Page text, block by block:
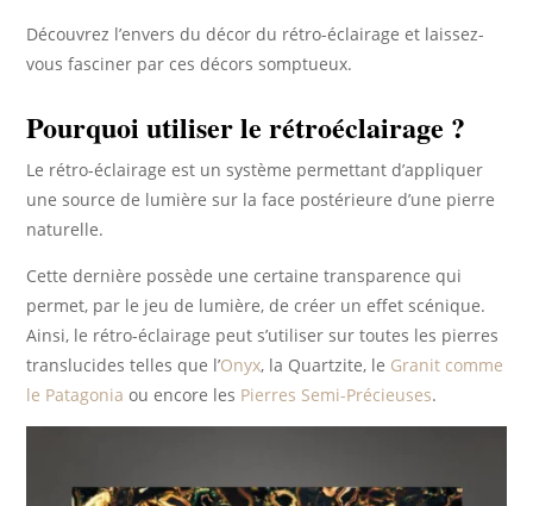
Découvrez l’envers du décor du rétro-éclairage et laissez-
vous fasciner par ces décors somptueux.
Pourquoi utiliser le rétroéclairage ?
Le rétro-éclairage est un système permettant d’appliquer
une source de lumière sur la face postérieure d’une pierre
naturelle.
Cette dernière possède une certaine transparence qui
permet, par le jeu de lumière, de créer un effet scénique.
Ainsi, le rétro-éclairage peut s’utiliser sur toutes les pierres
translucides telles que l’Onyx, la Quartzite, le Granit comme
le Patagonia ou encore les Pierres Semi-Précieuses.